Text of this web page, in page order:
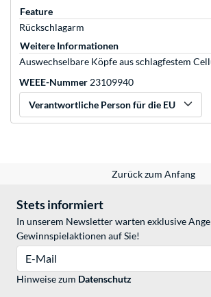
Feature
Rückschlagarm
Weitere Informationen
Auswechselbare Köpfe aus schlagfestem
WEEE-Nummer 23109940
Verantwortliche Person für die EU
Zurück zum Anfang
Stets informiert
In unserem Newsletter warten exklusive
Gewinnspielaktionen auf Sie!
Hinweise zum Datenschutz